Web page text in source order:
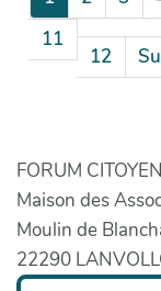
11
12
FORUM
Maison des
Moulin de
22290